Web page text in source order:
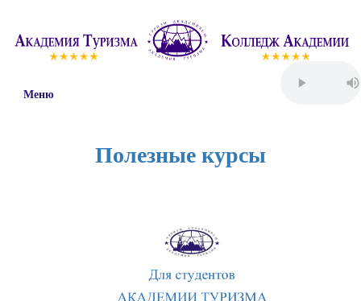
Меню
Полезные курсы